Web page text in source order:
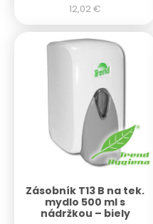
12,02€
Zásobník T13 B na tek.
mydlo 500 ml s
nádržkou – biely